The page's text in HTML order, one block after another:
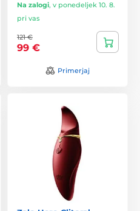
Na zalogi, v ponedeljek 10. 8.
pri vas
121 €
99 €
Primerjaj